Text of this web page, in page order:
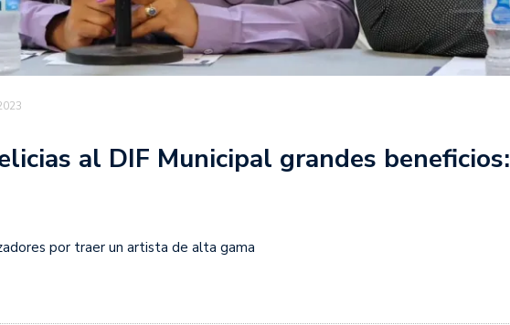
al DIF Municipal grandes beneficios:
por traer un artista de alta gama